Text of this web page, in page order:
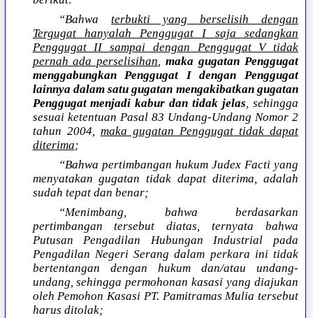
“Bahwaterbukti yang berselisih dengan
Tergugat hanyalah Penggugat I saja sedangkan
Penggugat II sampai dengan Penggugat V tidak
pernah ada perselisihan,maka gugatan Penggugat
menggabungkan Penggugat I dengan Penggugat
lainnya dalam satu gugatan mengakibatkan gugatan
Penggugat menjadi kabur dan tidak jelas, sehingga
sesuai ketentuan Pasal 83 Undang-Undang Nomor 2
tahun 2004, maka gugatan Penggugat tidak dapat
diterima;
“Bahwa pertimbangan hukum Judex Facti yang
menyatakan gugatan tidak dapat diterima, adalah
sudah tepat dan benar;
“Menimbang, bahwa berdasarkan
pertimbangan tersebut diatas, ternyata bahwa
Putusan Pengadilan Hubungan Industrial pada
Pengadilan Negeri Serang dalam perkara ini tidak
bertentangan dengan hukum dan/atau undang-
undang, sehingga permohonan kasasi yang diajukan
oleh Pemohon Kasasi PT. Pamitramas Mulia tersebut
harus ditolak;